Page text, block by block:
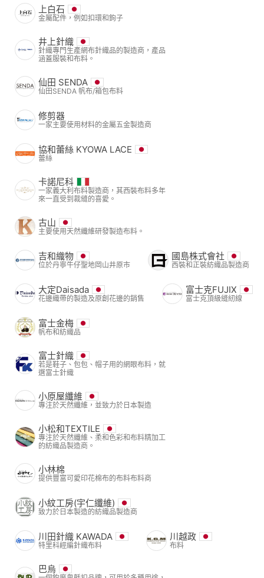
上白石
金屬配件，例如扣環和鉤子
井上針織
針織專門生產網布針織品的製造商，產品
涵蓋服裝和布料。
仙田 SENDA
仙田SENDA 帆布/箱包布料
修剪器
一家主要使用材料的金屬五金製造商
協和蕾絲 KYOWA LACE
蕾絲
卡諾尼科
一家義大利布料製造商，其西裝布料多年
來一直受到裁縫的喜愛。
古山
主要使用天然纖維研發製造布料。
吉和織物
位於丹寧牛仔聖地岡山井原市
國島株式會社
西裝和正裝紡織品製造商
大定Daisada
花邊織帶的製造及原創花邊的銷售
富士克FUJIX
富士克頂級縫紉線
富士金梅
帆布和紡織品
富士針織
若是鞋子、包包、帽子用的網眼布料，就
選富士針織
小原屋纖維
專注於天然纖維，並致力於日本製造
小松和TEXTILE
專注於天然纖維、柔和色彩和布料精加工
的紡織品製造商。
小林棉
提供豐富可愛印花棉布的布料布料商
小紋工房(宇仁纖維)
致力於日本製造的紡織品製造商
川田針織 KAWADA
特里科經編針織布料
川越政
布料
巴烏